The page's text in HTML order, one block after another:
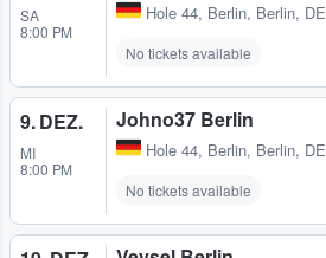
SA
8:00 PM
Hole 44, Berlin, Berlin, DE
No tickets available
9. DEZ.
MI
8:00 PM
Johno37 Berlin
Hole 44, Berlin, Berlin, DE
No tickets available